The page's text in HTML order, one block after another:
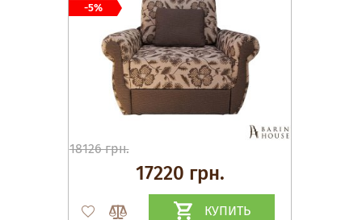
18126 грн.
17220 грн.
КУПИТЬ
-5%